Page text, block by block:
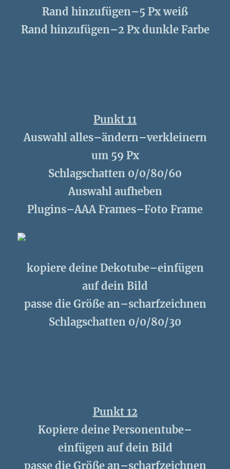
Rand hinzufügen–5 Px weiß
Rand hinzufügen–2 Px dunkle Farbe
Punkt 11
Auswahl alles–ändern–verkleinern
um 59 Px
Schlagschatten 0/0/80/60
Auswahl aufheben
Plugins–AAA Frames–Foto Frame
kopiere deine Dekotube–einfügen
auf dein Bild
passe die Größe an–scharfzeichnen
Schlagschatten 0/0/80/30
Punkt 12
Kopiere deine Personentube–
einfügen auf dein Bild
passe die Größe an–scharfzeichnen